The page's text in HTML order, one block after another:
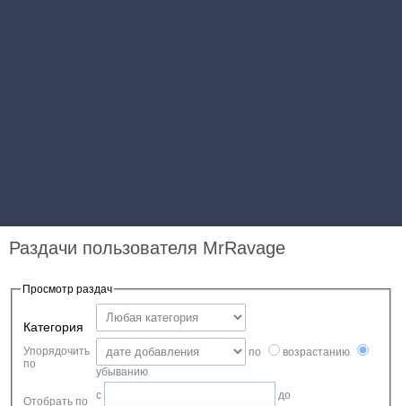
Раздачи пользователя MrRavage
Просмотр раздач
Категория
Упорядочить
по
по
возрастанию
убыванию
Отобрать по
с до